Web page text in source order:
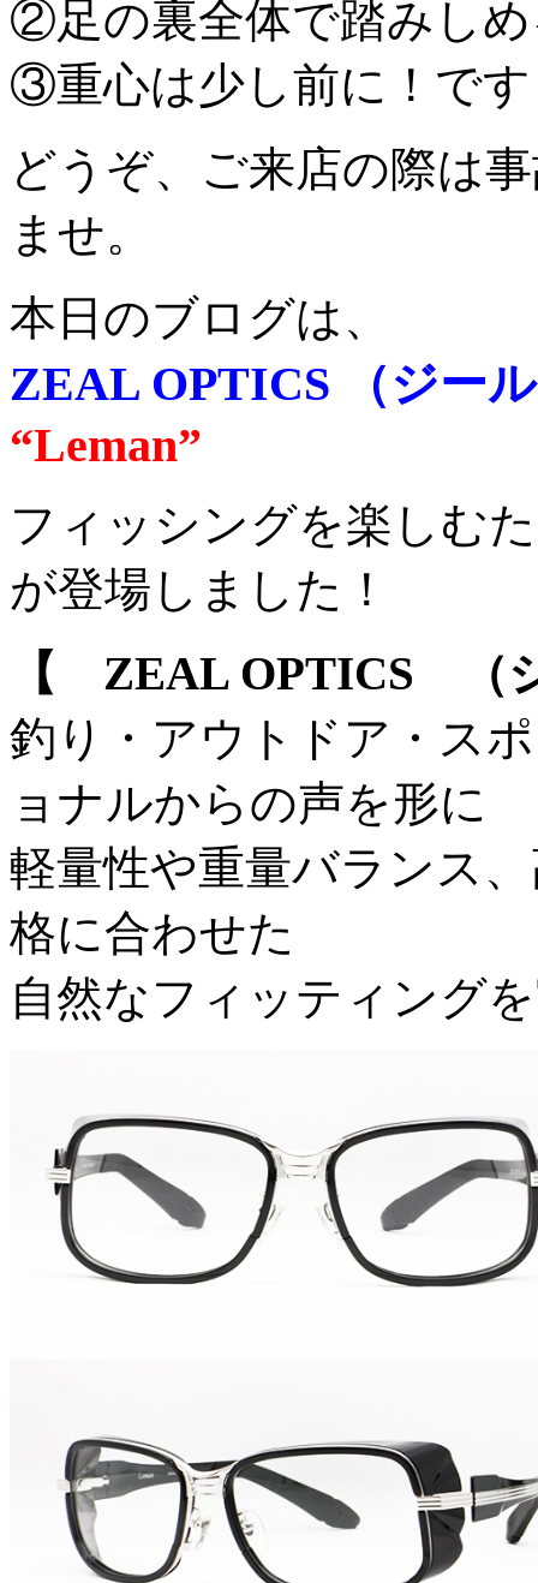
②足の裏全体で踏みし
③重心は少し前に！です
どうぞ、ご来店の際は
ませ。
本日のブログは、
ZEAL OPTICS （ジー
“Leman”
フィッシングを楽しむ
が登場しました！
【 ZEAL OPTICS （
釣り・アウトドア・ス
ョナルからの声を形に
軽量性や重量バランス
格に合わせた
自然なフィッティング